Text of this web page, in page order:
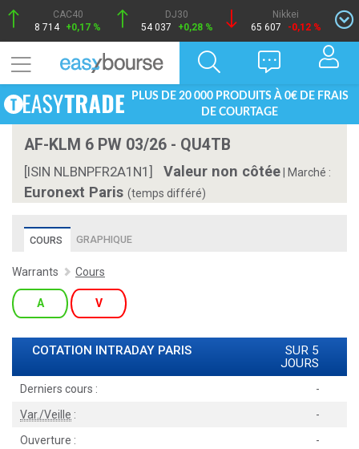
CAC40
8 714 +0,17 %
DJ30
54 037
+0,28 %
Nikkei
65 607
-0,12 %
PLUS DE 20 000 PRODUITS À 0€ DE FRAIS
DE COURTAGE
AF-KLM 6 PW 03/26 - QU4TB
[ISIN NLBNPFR2A1N1] Valeur non côtée Marché :
Euronext Paris (temps différé)
COURS GRAPHIQUE
Warrants Cours
A V
COTATION INTRADAY PARIS
SUR 5
JOURS
Derniers cours :
-
Var./Veille :
-
Ouverture :
-